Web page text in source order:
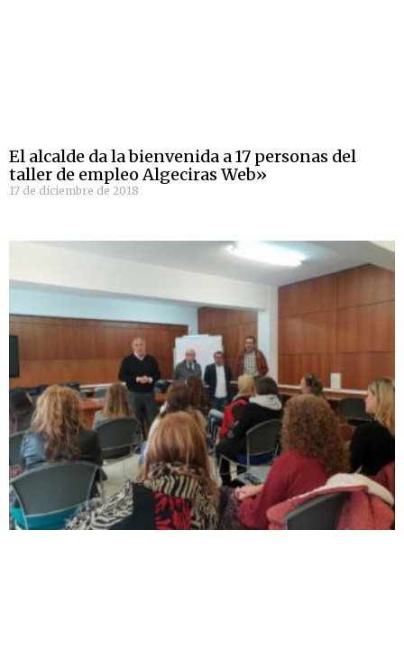
El alcalde da la bienvenida a 17 personas del
taller de empleo Algeciras Web»
17 de diciembre de 2018